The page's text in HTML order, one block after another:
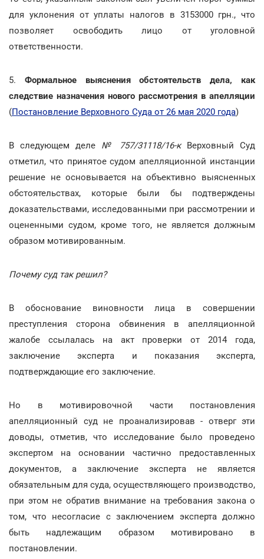
для уклонения от уплаты налогов в 3153000 грн., что
позволяет освободить лицо от уголовной
ответственности.
5. Формальное выяснения обстоятельств дела, как
следствие назначения нового рассмотрения в апелляции
(Постановление Верховного Суда от 26 мая 2020 года)
В следующем деле № 757/31118/16-кВерховный Суд
отметил, что принятое судом апелляционной инстанции
решение не основывается на объективно выясненных
обстоятельствах, которые были бы подтверждены
доказательствами, исследованными при рассмотрении и
оцененными судом, кроме того, не является должным
образом мотивированным.
Почему суд так решил?
В обоснование виновности лица в совершении
преступления сторона обвинения в апелляционной
жалобе ссылалась на акт проверки от 2014 года,
заключение эксперта и показания эксперта,
подтверждающие его заключение.
Но в мотивировочной части постановления
апелляционный суд не проанализировав - отверг эти
доводы, отметив, что исследование было проведено
экспертом на основании частично предоставленных
документов, а заключение эксперта не является
обязательным для суда, осуществляющего производство,
при этом не обратив внимание на требования закона о
том, что несогласие с заключением эксперта должно
быть надлежащим образом мотивировано в
постановлении.